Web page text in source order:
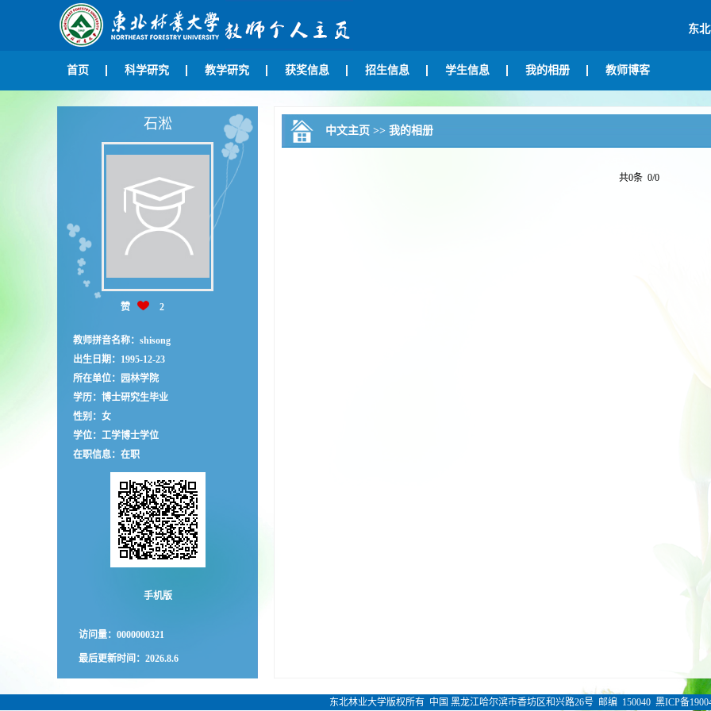
东
首页 科学研究 教学研究 获奖信息 招生信息 学生信息 我的相册 教师博客
石淞
赞 2
教师拼音名称：shisong
出生日期：1995-12-23
所在单位：园林学院
学历：博士研究生毕业
性别：女
学位：工学博士学位
在职信息：在职
手机版
访问量： 0000000321
最后更新时间： 2026.8.6
中文主页 >> 我的相册
共0条 0/0
东北林业大学版权所有 中国 黑龙江哈尔滨市香坊区和兴路26号 邮编 150040 黑ICP备